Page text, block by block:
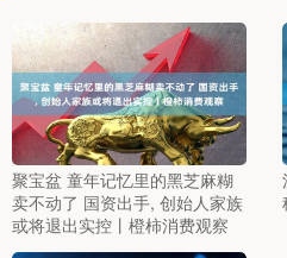
聚宝盆 童年记忆里的黑芝麻糊
卖不动了 国资出手, 创始人家族
或将退出实控丨橙柿消费观察